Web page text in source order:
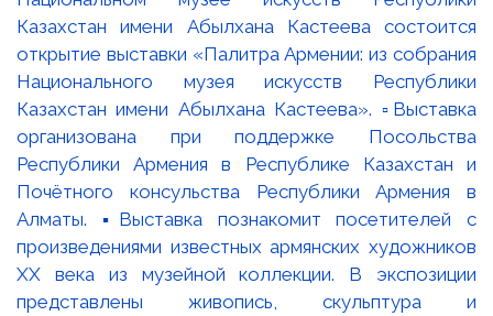
Казахстан имени Абылхана Кастеева состоится
открытие выставки «Палитра Армении: из собрания
Национального музея искусств Республики
Казахстан имени Абылхана Кастеева». ▫️Выставка
организована при поддержке Посольства
Республики Армения в Республике Казахстан и
Почётного консульства Республики Армения в
Алматы. ▪️Выставка познакомит посетителей с
произведениями известных армянских художников
XX века из музейной коллекции. В экспозиции
представлены живопись, скульптура и